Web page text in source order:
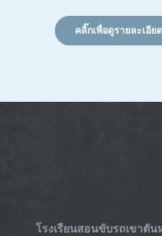
คลิ๊กเพื่อดูรายละเอียด
โรงเรียนสอนขับรถเขาตั